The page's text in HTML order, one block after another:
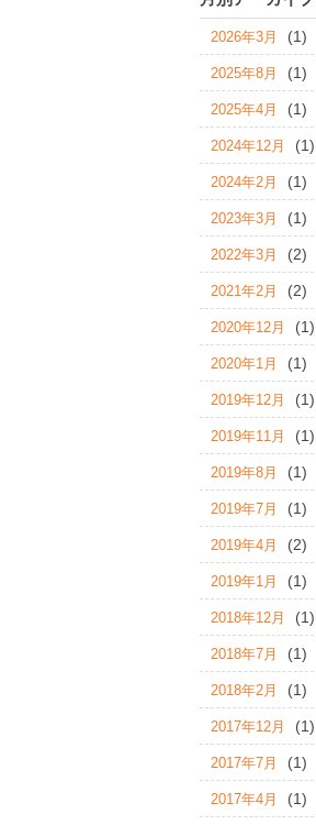
2026年3月 (1)
2025年8月 (1)
2025年4月 (1)
2024年12月 (1)
2024年2月 (1)
2023年3月 (1)
2022年3月 (2)
2021年2月 (2)
2020年12月 (1)
2020年1月 (1)
2019年12月 (1)
2019年11月 (1)
2019年8月 (1)
2019年7月 (1)
2019年4月 (2)
2019年1月 (1)
2018年12月 (1)
2018年7月 (1)
2018年2月 (1)
2017年12月 (1)
2017年7月 (1)
2017年4月 (1)